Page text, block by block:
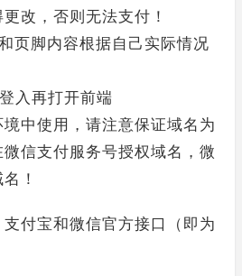
改，否则无法支付！
页脚内容根据自己实际情况
入再打开前端
中使用，请注意保证域名为
信支付服务号授权域名，微
！
付宝和微信官方接口（即为